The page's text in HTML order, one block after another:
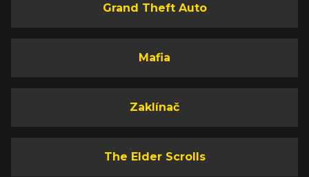
Grand Theft Auto
Mafia
Zaklínač
The Elder Scrolls